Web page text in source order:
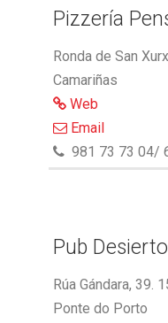
Pizzería
Ronda de San
Camariñas
Web
Email
981 73 73 04/
Pub Desierto
Rúa Gándara, 39.
Ponte do Porto